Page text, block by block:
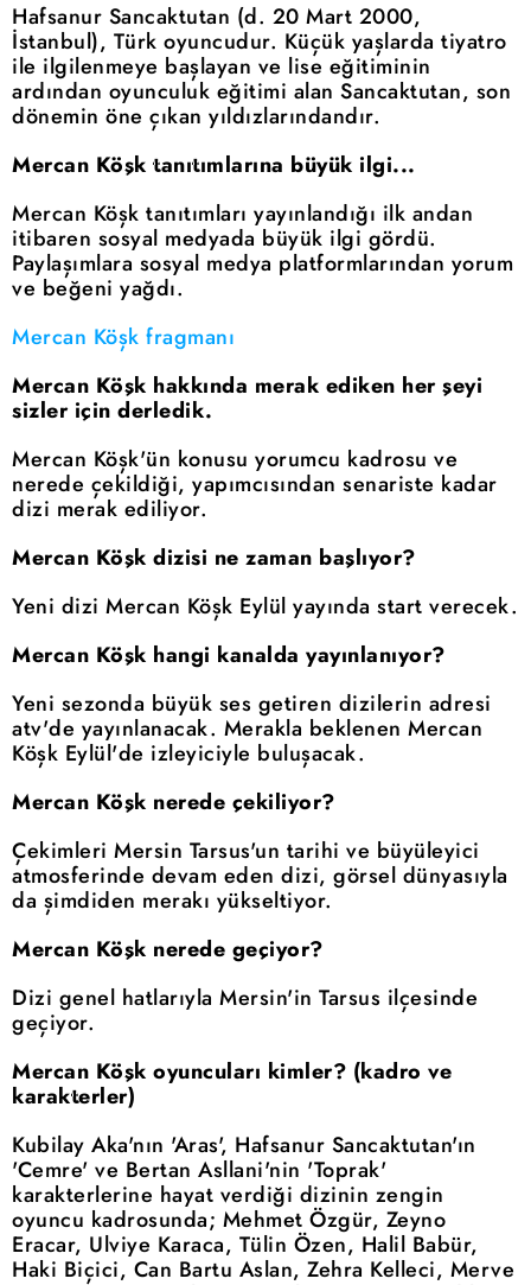
Hafsanur Sancaktutan (d. 20 Mart 2000,
İstanbul), Türk oyuncudur. Küçük yaşlarda tiyatro
ile ilgilenmeye başlayan ve lise eğitiminin
ardından oyunculuk eğitimi alan Sancaktutan, son
dönemin öne çıkan yıldızlarındandır.
Mercan Köşk tanıtımlarına büyük ilgi...
Mercan Köşk tanıtımları yayınlandığı ilk andan
itibaren sosyal medyada büyük ilgi gördü.
Paylaşımlara sosyal medya platformlarından yorum
ve beğeni yağdı.
Mercan Köşk fragmanı
Mercan Köşk hakkında merak ediken her şeyi
sizler için derledik.
Mercan Köşk'ün konusu yorumcu kadrosu ve
nerede çekildiği, yapımcısından senariste kadar
dizi merak ediliyor.
Mercan Köşk dizisi ne zaman başlıyor?
Yeni dizi Mercan Köşk Eylül yayında start verecek.
Mercan Köşk hangi kanalda yayınlanıyor?
Yeni sezonda büyük ses getiren dizilerin adresi
atv'de yayınlanacak. Merakla beklenen Mercan
Köşk Eylül'de izleyiciyle buluşacak.
Mercan Köşk nerede çekiliyor?
Çekimleri Mersin Tarsus'un tarihi ve büyüleyici
atmosferinde devam eden dizi, görsel dünyasıyla
da şimdiden merakı yükseltiyor.
Mercan Köşk nerede geçiyor?
Dizi genel hatlarıyla Mersin'in Tarsus ilçesinde
geçiyor.
Mercan Köşk oyuncuları kimler? (kadro ve
karakterler)
Kubilay Aka'nın 'Aras', Hafsanur Sancaktutan'ın
'Cemre' ve Bertan Asllani'nin 'Toprak'
karakterlerine hayat verdiği dizinin zengin
oyuncu kadrosunda; Mehmet Özgür, Zeyno
Eracar, Ulviye Karaca, Tülin Özen, Halil Babür,
Haki Biçici, Can Bartu Aslan, Zehra Kelleci, Merve